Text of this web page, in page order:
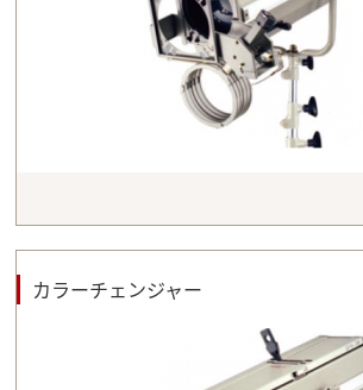
カラーチェンジャー